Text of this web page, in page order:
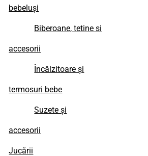
bebeluși
Biberoane, tetine si
accesorii
Încălzitoare și
termosuri bebe
Suzete și
accesorii
Jucării